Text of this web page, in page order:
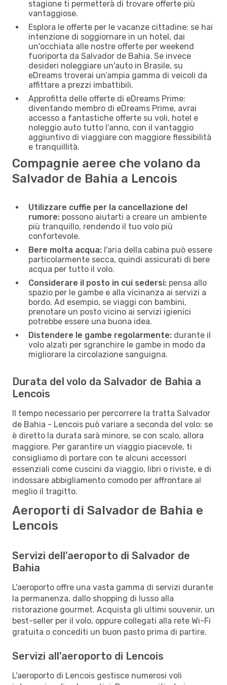
stagione ti permetterà di trovare offerte più
vantaggiose.
Esplora le offerte per le vacanze cittadine: se hai
intenzione di soggiornare in un hotel, dai
un'occhiata alle nostre offerte per weekend
fuoriporta da Salvador de Bahia. Se invece
desideri noleggiare un'auto in Brasile, su
eDreams troverai un’ampia gamma di veicoli da
affittare a prezzi imbattibili.
Approfitta delle offerte di eDreams Prime:
diventando membro di eDreams Prime, avrai
accesso a fantastiche offerte su voli, hotel e
noleggio auto tutto l'anno, con il vantaggio
aggiuntivo di viaggiare con maggiore flessibilità
e tranquillità.
Compagnie aeree che volano da
Salvador de Bahia a Lencois
Utilizzare cuffie per la cancellazione del
rumore: possono aiutarti a creare un ambiente
più tranquillo, rendendo il tuo volo più
confortevole.
Bere molta acqua: l'aria della cabina può essere
particolarmente secca, quindi assicurati di bere
acqua per tutto il volo.
Considerare il posto in cui sedersi: pensa allo
spazio per le gambe e alla vicinanza ai servizi a
bordo. Ad esempio, se viaggi con bambini,
prenotare un posto vicino ai servizi igienici
potrebbe essere una buona idea.
Distendere le gambe regolarmente: durante il
volo alzati per sgranchire le gambe in modo da
migliorare la circolazione sanguigna.
Durata del volo da Salvador de Bahia a
Lencois
Il tempo necessario per percorrere la tratta Salvador
de Bahia - Lencois può variare a seconda del volo: se
è diretto la durata sarà minore, se con scalo, allora
maggiore. Per garantire un viaggio piacevole, ti
consigliamo di portare con te alcuni accessori
essenziali come cuscini da viaggio, libri o riviste, e di
indossare abbigliamento comodo per affrontare al
meglio il tragitto.
Aeroporti di Salvador de Bahia e
Lencois
Servizi dell'aeroporto di Salvador de
Bahia
L'aeroporto offre una vasta gamma di servizi durante
la permanenza, dallo shopping di lusso alla
ristorazione gourmet. Acquista gli ultimi souvenir, un
best-seller per il volo, oppure collegati alla rete Wi-Fi
gratuita o concediti un buon pasto prima di partire.
Servizi all'aeroporto di Lencois
L'aeroporto di Lencois gestisce numerosi voli